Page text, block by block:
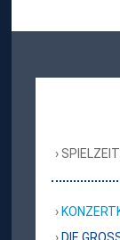
DIE